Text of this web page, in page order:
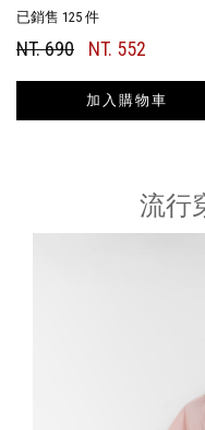
已銷售 125 件
NT. 690 NT. 552
加入購物車
流行